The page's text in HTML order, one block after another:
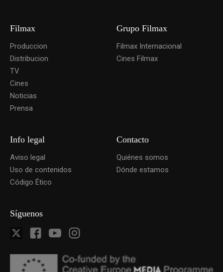
Filmax
Produccion
Distribucion
TV
Cines
Noticias
Prensa
Grupo Filmax
Filmax Internacional
Cines Filmax
Info legal
Aviso legal
Uso de contenidos
Código Ético
Contacto
Quiénes somos
Dónde estamos
Síguenos